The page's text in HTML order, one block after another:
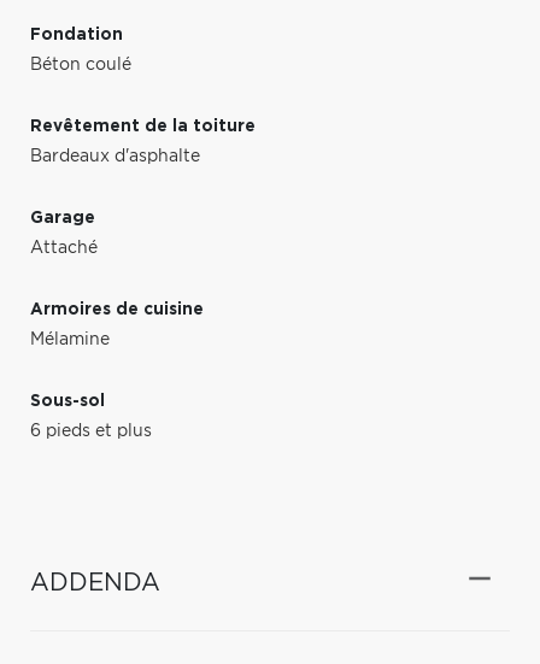
Fondation
Béton coulé
Revêtement de la toiture
Bardeaux d'asphalte
Garage
Attaché
Armoires de cuisine
Mélamine
Sous-sol
6 pieds et plus
ADDENDA